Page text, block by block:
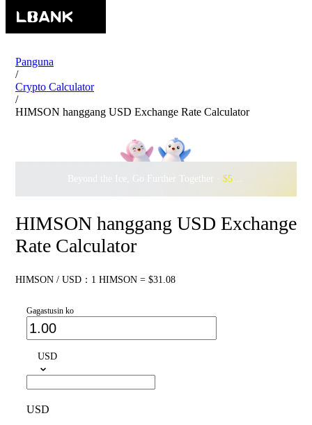
Panguna
/
Crypto Calculator
/
HIMSON hanggang USD Exchange Rate Calculator
Beyond the Ice, Go Further Together · $500,000
HIMSON hanggang USD Exchange
Rate Calculator
HIMSON / USD：1 HIMSON = $31.08
Gagastusin ko
USD
USD